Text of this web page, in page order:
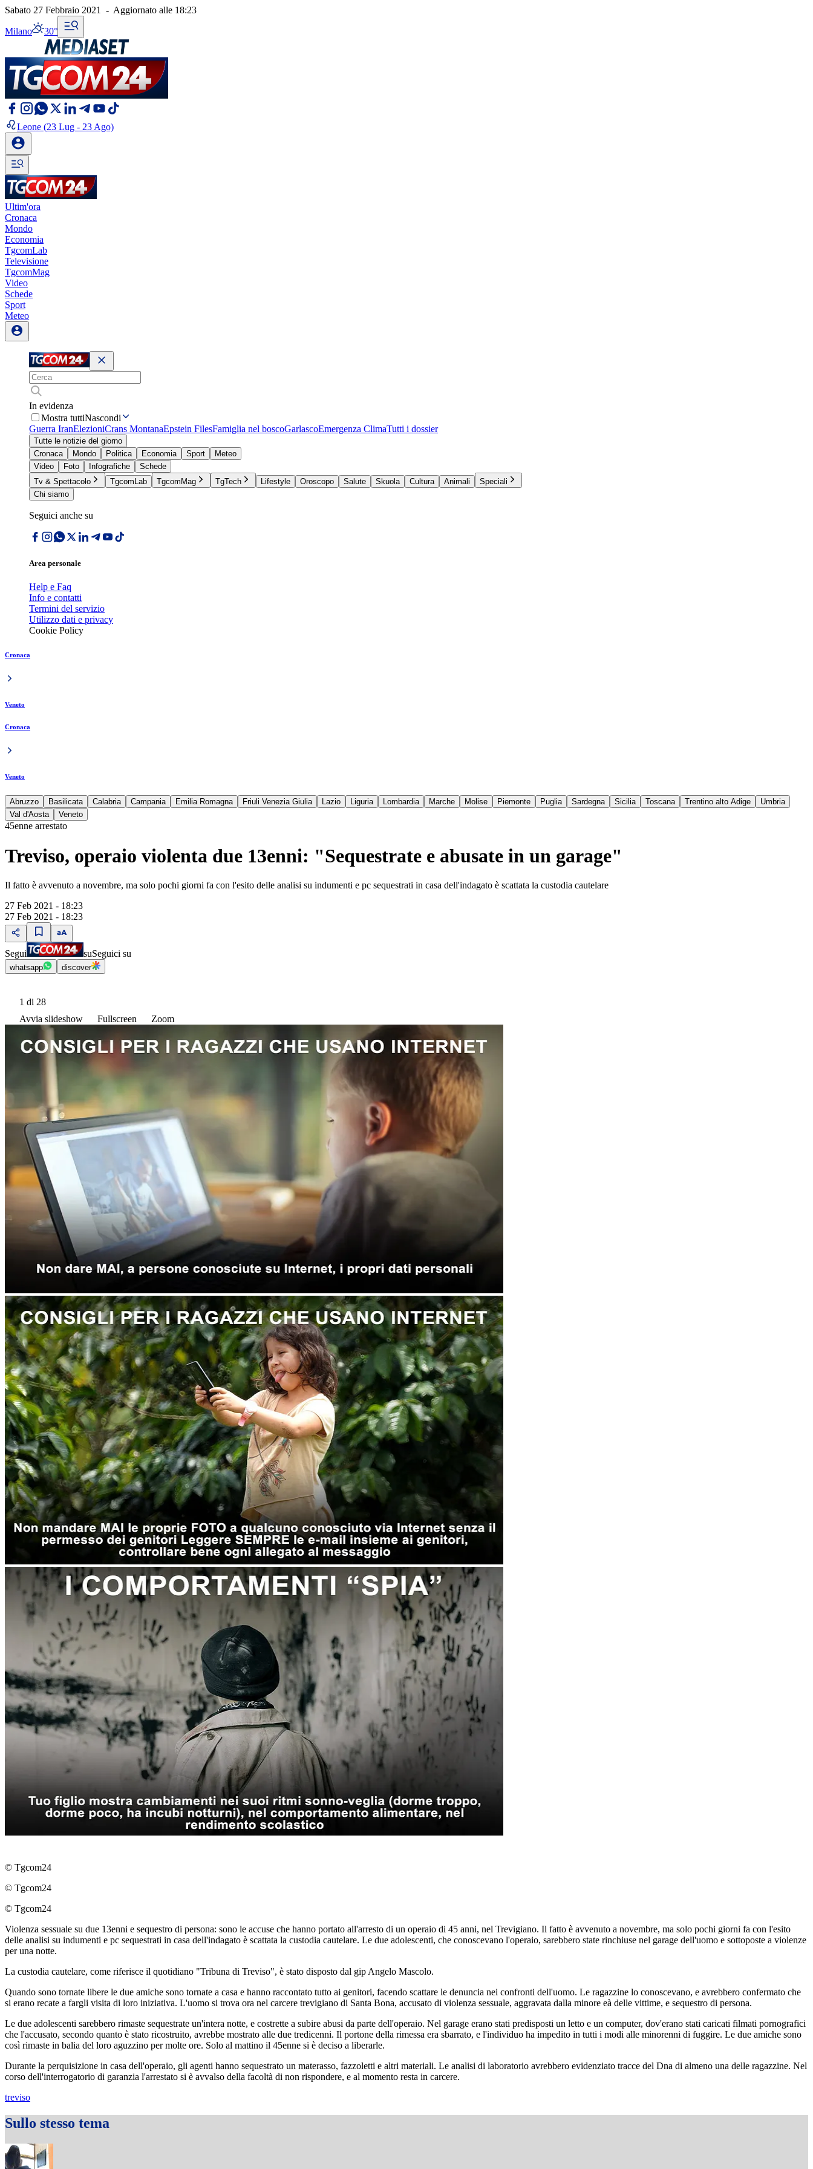
Sabato 27 Febbraio 2021 - Aggiornato alle 18:23
Milano 30°
Leone (23 Lug - 23 Ago)
Ultim'ora
Cronaca
Mondo
Economia
TgcomLab
Televisione
TgcomMag
Video
Schede
Sport
Meteo
In evidenza
Mostra tuttiNascondi
Guerra IranElezioniCrans MontanaEpstein FilesFamiglia nel boscoGarlascoEmergenza ClimaTutti i dossier
Tutte le notizie del giorno
Cronaca
Mondo Politica Economia Sport
Meteo
Video
Foto Infografiche
Schede
Tv & Spettacolo
TgcomLab TgcomMag TgTech Lifestyle Oroscopo Salute Skuola Cultura Animali
Speciali
Chi siamo
Seguici anche su
Area personale
Help e Faq
Info e contatti
Termini del servizio
Utilizzo dati e privacy
Cookie Policy
Cronaca
Veneto
Cronaca
Veneto
Abruzzo Basilicata Calabria Campania Emilia Romagna Friuli Venezia Giulia Lazio Liguria Lombardia Marche Molise Piemonte Puglia Sardegna Sicilia Toscana Trentino alto Adige
Umbria
Val d'Aosta
Veneto
45enne arrestato
Treviso, operaio violenta due 13enni: "Sequestrate e abusate in un garage"
Il fatto è avvenuto a novembre, ma solo pochi giorni fa con l'esito delle analisi su indumenti e pc sequestrati in casa dell'indagato è scattata la custodia cautelare
27 Feb 2021 - 18:23
27 Feb 2021 - 18:23
Segui suSeguici su
whatsapp discover
1 di 28
Avvia slideshow
Fullscreen Zoom
© Tgcom24
© Tgcom24
© Tgcom24
Violenza sessuale su due 13enni e sequestro di persona: sono le accuse che hanno portato all'arresto di un operaio di 45 anni, nel Trevigiano. Il fatto è avvenuto a novembre, ma solo pochi giorni fa con l'esito
delle analisi su indumenti e pc sequestrati in casa dell'indagato è scattata la custodia cautelare. Le due adolescenti, che conoscevano l'operaio, sarebbero state rinchiuse nel garage dell'uomo e sottoposte a violenze
per una notte.
La custodia cautelare, come riferisce il quotidiano "Tribuna di Treviso", è stato disposto dal gip Angelo Mascolo.
Quando sono tornate libere le due amiche sono tornate a casa e hanno raccontato tutto ai genitori, facendo scattare le denuncia nei confronti dell'uomo. Le ragazzine lo conoscevano, e avrebbero confermato che
si erano recate a fargli visita di loro iniziativa. L'uomo si trova ora nel carcere trevigiano di Santa Bona, accusato di violenza sessuale, aggravata dalla minore eà delle vittime, e sequestro di persona.
Le due adolescenti sarebbero rimaste sequestrate un'intera notte, e costrette a subire abusi da parte dell'operaio. Nel garage erano stati predisposti un letto e un computer, dov'erano stati caricati filmati pornografici
che l'accusato, secondo quanto è stato ricostruito, avrebbe mostrato alle due tredicenni. Il portone della rimessa era sbarrato, e l'individuo ha impedito in tutti i modi alle minorenni di fuggire. Le due amiche sono
così rimaste in balia del loro aguzzino per molte ore. Solo al mattino il 45enne si è deciso a liberarle.
Durante la perquisizione in casa dell'operaio, gli agenti hanno sequestrato un materasso, fazzoletti e altri materiali. Le analisi di laboratorio avrebbero evidenziato tracce del Dna di almeno una delle ragazzine. Nel
corso dell'interrogatorio di garanzia l'arrestato si è avvalso della facoltà di non rispondere, e al momento resta in carcere.
treviso
Sullo stesso tema